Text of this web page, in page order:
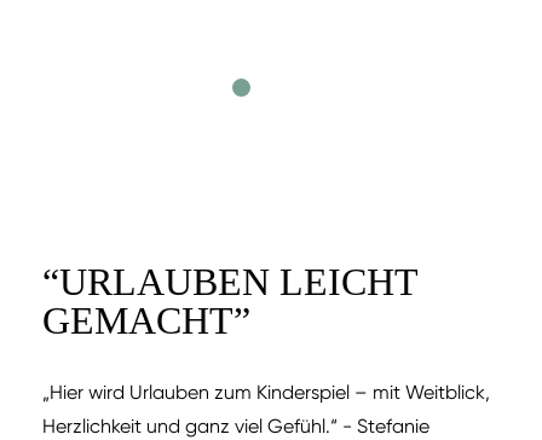
“URLAUBEN LEICHT
GEMACHT”
„Hier wird Urlauben zum Kinderspiel – mit Weitblick,
Herzlichkeit und ganz viel Gefühl.“ - Stefanie